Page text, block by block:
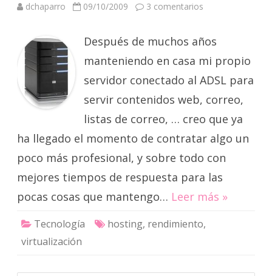
dchaparro 09/10/2009 3 comentarios
Después de muchos años
manteniendo en casa mi propio
servidor conectado al ADSL para
servir contenidos web, correo,
listas de correo, … creo que ya
ha llegado el momento de contratar algo un
poco más profesional, y sobre todo con
mejores tiempos de respuesta para las
pocas cosas que mantengo… Leer más »
Tecnología hosting, rendimiento,
virtualización